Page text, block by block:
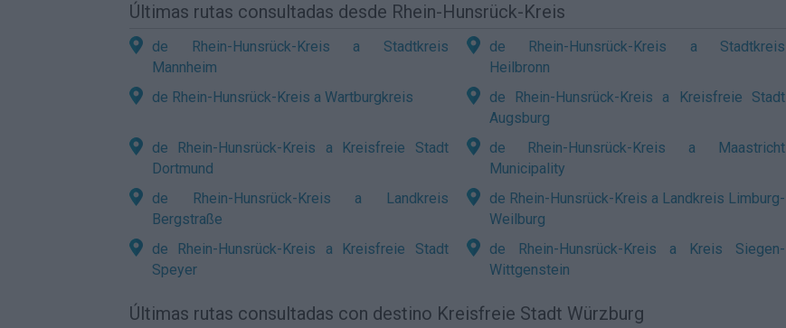
Últimas rutas consultadas desde Rhein-Hunsrück-Kreis
de Rhein-Hunsrück-Kreis a Stadtkreis
Mannheim
de Rhein-Hunsrück-Kreis a Stadtkreis
Heilbronn
de Rhein-Hunsrück-Kreis a Wartburgkreis
de Rhein-Hunsrück-Kreis a Kreisfreie Stadt
Augsburg
de Rhein-Hunsrück-Kreis a Kreisfreie Stadt
Dortmund
de Rhein-Hunsrück-Kreis a Maastricht
Municipality
de Rhein-Hunsrück-Kreis a Landkreis
Bergstraße
de Rhein-Hunsrück-Kreis a Landkreis Limburg-
Weilburg
de Rhein-Hunsrück-Kreis a Kreisfreie Stadt
Speyer
de Rhein-Hunsrück-Kreis a Kreis Siegen-
Wittgenstein
Últimas rutas consultadas con destino Kreisfreie Stadt Würzburg